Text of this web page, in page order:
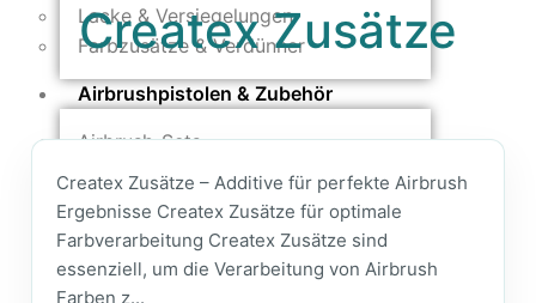
Lacke & Versiegelungen
Farbzusätze & Verdünner
Airbrushpistolen & Zubehör
Airbrush-Sets
Airbrush-Pistolen
Düsen & Nadeln
Ersatzteile & Tuning
Kompressoren & Lufttechnik
Createx Zusätze
Createx Zusätze – Additive für perfekte Airbrush
Ergebnisse Createx Zusätze für optimale
Farbverarbeitung Createx Zusätze sind
essenziell, um die Verarbeitung von Airbrush
Farben z...